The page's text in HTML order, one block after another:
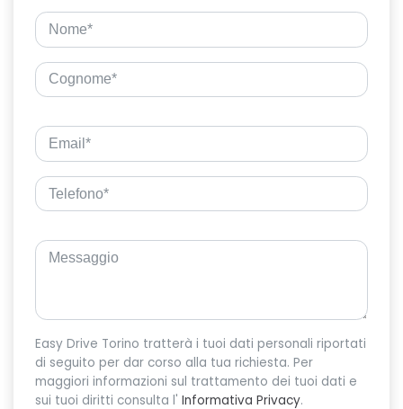
Easy Drive Torino tratterà i tuoi dati personali riportati
di seguito per dar corso alla tua richiesta. Per
maggiori informazioni sul trattamento dei tuoi dati e
sui tuoi diritti consulta l' Informativa Privacy.